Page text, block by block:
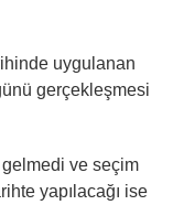
uygulanan
gerçekleşmesi
gelmedi ve seçim
yapılacağı ise